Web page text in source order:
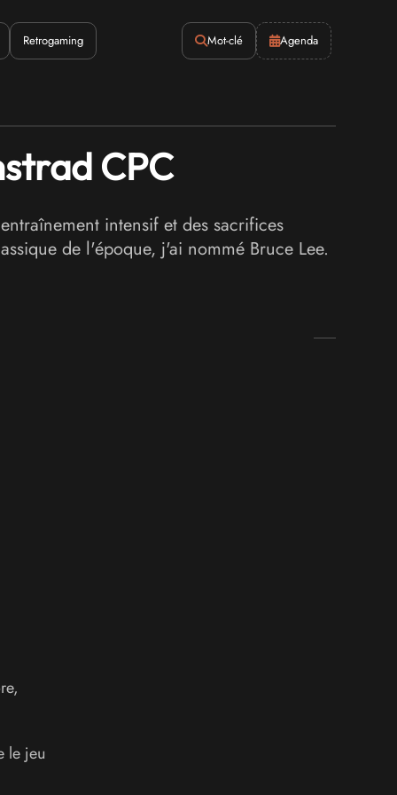
Retrogaming Mot-clé Agenda
CPC
intensif et des sacrifices
de l'époque, j'ai nommé Bruce Lee.
le jeu